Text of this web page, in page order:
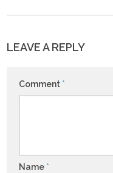
LEAVE A REPLY
Comment *
Name *